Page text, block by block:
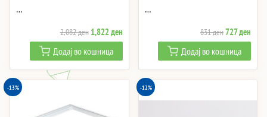
…
2,082ден Original
price
was:
2,082 ден.
1,822денCurrent
price
is:
1,822 ден.
Додај во кошница
…
831денOriginal
price
was:
831 ден.
727ден
price
is:
727
Додај во кошница
-13% -12%